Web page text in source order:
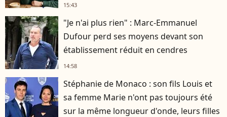
15:43
"Je n'ai plus rien" : Marc-Emmanuel
Dufour perd ses moyens devant son
établissement réduit en cendres
14:58
Stéphanie de Monaco : son fils Louis et
sa femme Marie n'ont pas toujours été
sur la même longueur d'onde, leurs filles